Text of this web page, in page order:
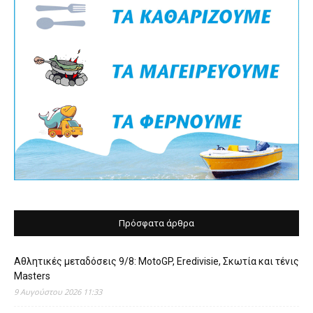
Πρόσφατα άρθρα
Αθλητικές μεταδόσεις 9/8: MotoGP, Eredivisie, Σκωτία και τένις
Masters
9 Αυγούστου 2026 11:33